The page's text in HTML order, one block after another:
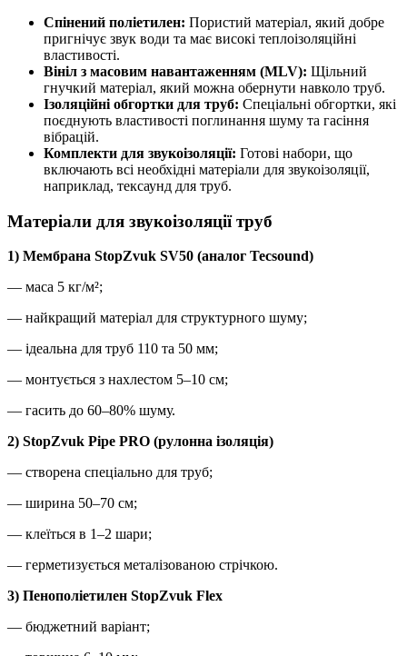
Спінений поліетилен: Пористий матеріал, який добре
пригнічує звук води та має високі теплоізоляційні
властивості.
Вініл з масовим навантаженням (MLV): Щільний
гнучкий матеріал, який можна обернути навколо труб.
Ізоляційні обгортки для труб: Спеціальні обгортки, які
поєднують властивості поглинання шуму та гасіння
вібрацій.
Комплекти для звукоізоляції: Готові набори, що
включають всі необхідні матеріали для звукоізоляції,
наприклад, тексаунд для труб.
Матеріали для звукоізоляції труб
1) Мембрана StopZvuk SV50 (аналог Tecsound)
— маса 5 кг/м²;
— найкращий матеріал для структурного шуму;
— ідеальна для труб 110 та 50 мм;
— монтується з нахлестом 5–10 см;
— гасить до 60–80% шуму.
2) StopZvuk Pipe PRO (рулонна ізоляція)
— створена спеціально для труб;
— ширина 50–70 см;
— клеїться в 1–2 шари;
— герметизується металізованою стрічкою.
3) Пенополіетилен StopZvuk Flex
— бюджетний варіант;